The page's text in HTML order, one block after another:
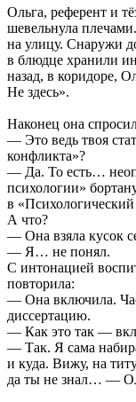
Ольга, референт и
шевельнула
на улицу. Снаружи
в блюдце хранили
назад, в коридоре,
Не здесь».
Наконец она
— Это ведь твоя
конфликта»?
— Да. То есть…
психологии»
в
А что?
— Она взяла кусок
— Я… не понял.
С интонацией
повторила:
— Она включила.
диссертацию.
— Как это так —
— Так. Я сама
и куда. Вижу, на
да ты не знал… —